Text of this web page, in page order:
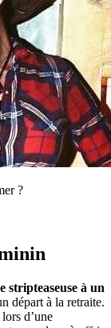
?
stripteaseuse à un
départ à la retraite.
d’une